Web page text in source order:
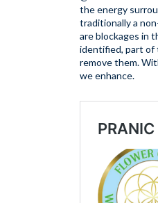
the energy
traditionally a
are blockages in
identified, part of
remove them.
we enhance.